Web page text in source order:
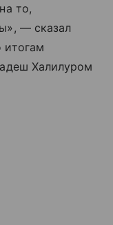
то,
— сказал
итогам
Халилуром